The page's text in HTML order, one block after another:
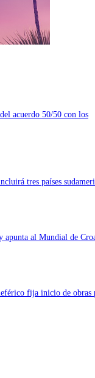
acuerdo 50/50 con los
tres países
apunta al Mundial de
fija inicio de obras